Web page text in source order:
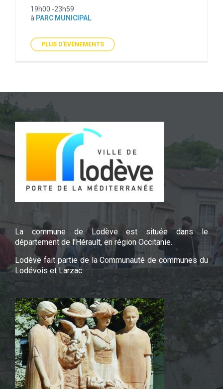
19h00 -23h59
à PARC MUNICIPAL
PLUS D'ÉVÉNEMENTS
La commune de Lodève est située dans le
département de l'Hérault, en région Occitanie.
Lodève fait partie de la Communauté de communes du
Lodévois et Larzac.